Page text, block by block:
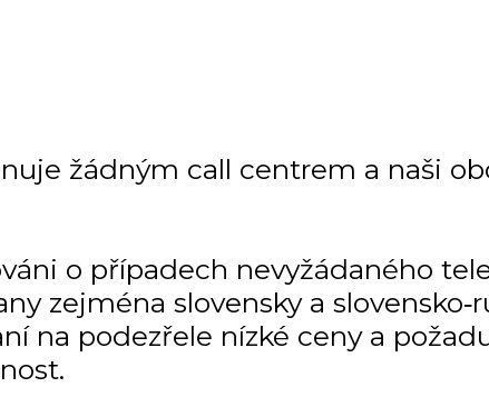
žádným call centrem a naši
o případech nevyžádaného
zejména slovensky a
na podezřele nízké ceny a